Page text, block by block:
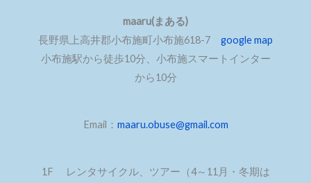
maaru(まある)
長野県上高井郡小布施町小布施618-7 google map
小布施駅から徒歩10分、小布施スマートインター
から10分
Email： maaru.obuse@gmail.com
1F レンタサイクル、ツアー（4～11月・冬期は